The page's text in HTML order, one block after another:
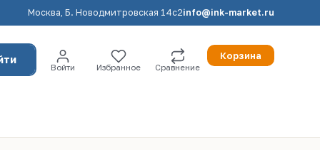
Москва, Б. Новодмитровская 14с2info@ink-market.ru
Войти Избранное Сравнение
Корзина